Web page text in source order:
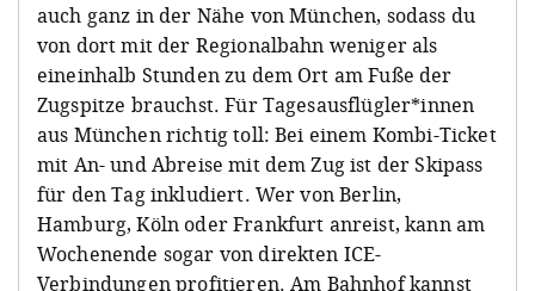
auch ganz in der Nähe von München, sodass du
von dort mit der Regionalbahn weniger als
eineinhalb Stunden zu dem Ort am Fuße der
Zugspitze brauchst. Für Tagesausflügler*innen
aus München richtig toll: Bei einem Kombi-Ticket
mit An- und Abreise mit dem Zug ist der Skipass
für den Tag inkludiert. Wer von Berlin,
Hamburg, Köln oder Frankfurt anreist, kann am
Wochenende sogar von direkten ICE-
Verbindungen profitieren. Am Bahnhof kannst